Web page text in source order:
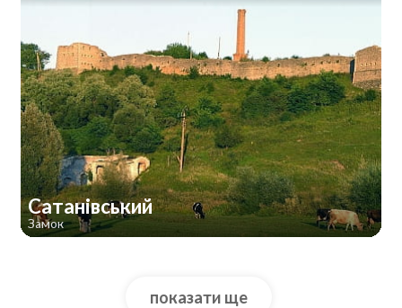
Сатанівський
Замок
показати ще